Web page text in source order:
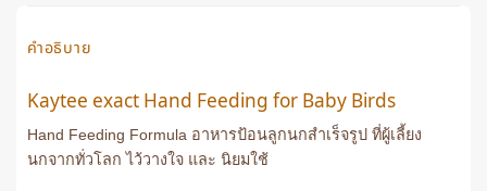
คำอธิบาย
Kaytee exact Hand Feeding for Baby Birds
Hand Feeding Formula อาหารป้อนลูกนกสำเร็จรูป ที่ผู้เลี้ยง
นกจากทั่วโลก ไว้วางใจ และ นิยมใช้